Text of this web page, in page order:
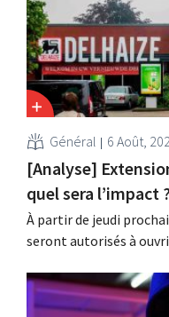
affectés.
Général 6 Août,
[Analyse]
quel sera l’impact
À partir de jeudi
seront autorisés à
faut. De plus, la
obstacle. Les